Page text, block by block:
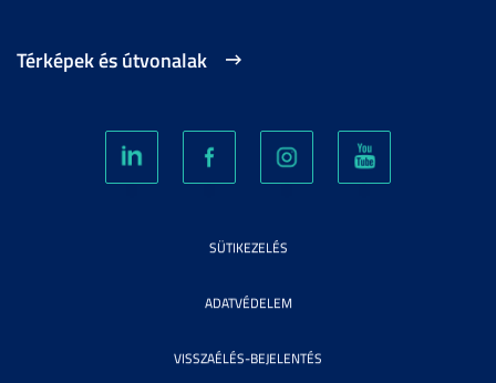
Térképek és útvonalak
SÜTIKEZELÉS
ADATVÉDELEM
VISSZAÉLÉS-BEJELENTÉS